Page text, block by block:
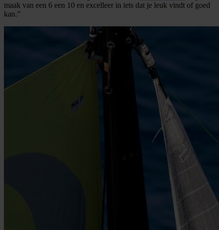
maak van een 6 een 10 en excelleer in iets dat je leuk vindt of goed
kan.”